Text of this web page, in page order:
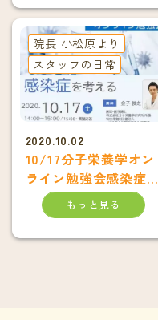
院長 小松原より
スタッフの日常
2020.10.02
10/17分子栄養学オン
ライン勉強会感染症を
考えるもっと見る